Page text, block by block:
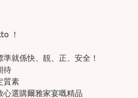
！
就係快、靚、正、安全！
待
質素
選購爾雅家宴嘅精品